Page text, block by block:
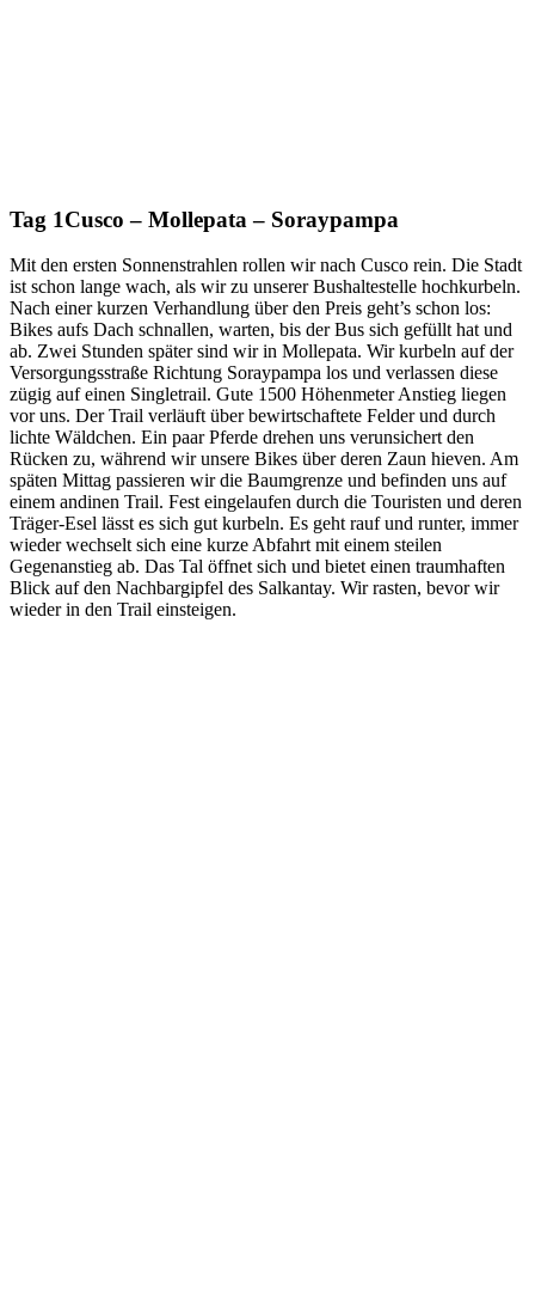
Tag 1Cusco – Mollepata – Soraypampa
Mit den ersten Sonnenstrahlen rollen wir nach Cusco rein. Die Stadt
ist schon lange wach, als wir zu unserer Bushaltestelle hochkurbeln.
Nach einer kurzen Verhandlung über den Preis geht’s schon los:
Bikes aufs Dach schnallen, warten, bis der Bus sich gefüllt hat und
ab. Zwei Stunden später sind wir in Mollepata. Wir kurbeln auf der
Versorgungsstraße Richtung Soraypampa los und verlassen diese
zügig auf einen Singletrail. Gute 1500 Höhenmeter Anstieg liegen
vor uns. Der Trail verläuft über bewirtschaftete Felder und durch
lichte Wäldchen. Ein paar Pferde drehen uns verunsichert den
Rücken zu, während wir unsere Bikes über deren Zaun hieven. Am
späten Mittag passieren wir die Baumgrenze und befinden uns auf
einem andinen Trail. Fest eingelaufen durch die Touristen und deren
Träger-Esel lässt es sich gut kurbeln. Es geht rauf und runter, immer
wieder wechselt sich eine kurze Abfahrt mit einem steilen
Gegenanstieg ab. Das Tal öffnet sich und bietet einen traumhaften
Blick auf den Nachbargipfel des Salkantay. Wir rasten, bevor wir
wieder in den Trail einsteigen.